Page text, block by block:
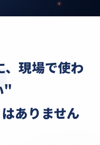
現場で使わ
"
ありません